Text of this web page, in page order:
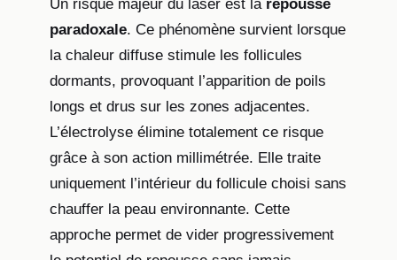
Un risque majeur du laser est la repousse
paradoxale. Ce phénomène survient lorsque
la chaleur diffuse stimule les follicules
dormants, provoquant l’apparition de poils
longs et drus sur les zones adjacentes.
L’électrolyse élimine totalement ce risque
grâce à son action millimétrée. Elle traite
uniquement l’intérieur du follicule choisi sans
chauffer la peau environnante. Cette
approche permet de vider progressivement